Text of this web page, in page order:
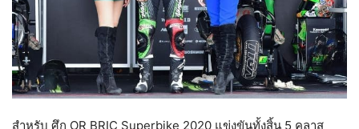
สำหรับ ศึก OR BRIC Superbike 2020 แข่งขันทั้งสิ้น 5 คลาส